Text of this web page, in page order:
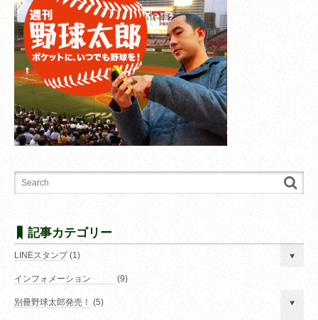
記事カテゴリー
LINEスタンプ(1)
インフォメーション (9)
別冊野球太郎発売！ (5)